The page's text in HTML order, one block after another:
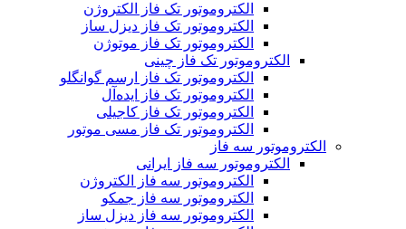
الکتروموتور تک فاز الکتروژن
الکتروموتور تک فاز دیزل ساز
الکتروموتور تک فاز موتوژن
الکتروموتور تک فاز چینی
الکتروموتور تک فاز ارسم گوانگلو
الکتروموتور تک فاز ایده‌آل
الکتروموتور تک فاز کاجیلی
الکتروموتور تک فاز مسی موتور
الکتروموتور سه فاز
الکتروموتور سه فاز ایرانی
الکتروموتور سه فاز الکتروژن
الکتروموتور سه فاز جمکو
الکتروموتور سه فاز دیزل ساز